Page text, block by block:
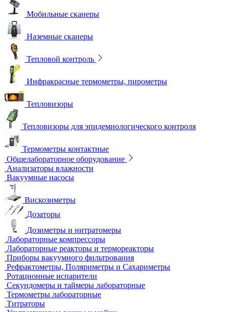
Мобильные сканеры
Наземные сканеры
Тепловой контроль
Инфракрасные термометры, пирометры
Тепловизоры
Тепловизоры для эпидемиологического контроля
Термометры контактные
Общелабораторное оборудование
Вакуумные насосы
Вискозиметры
Дозаторы
Дозиметры и нитратомеры
Лабораторные компрессоры
Лабораторные реакторы и термореакторы